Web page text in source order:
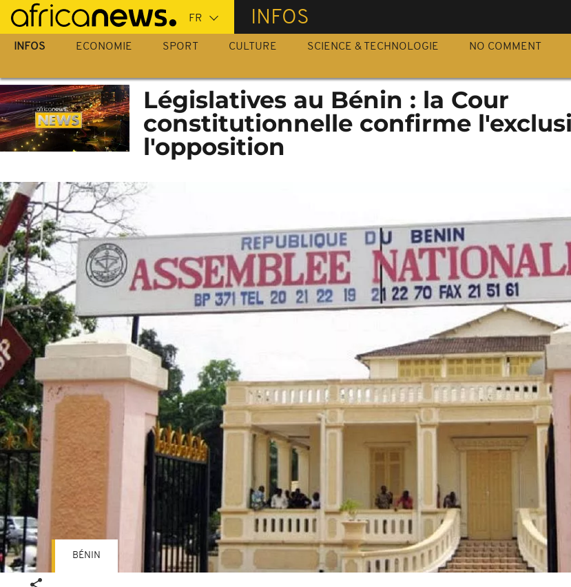
Passer
au
contenu
INFOS
INFOS ECONOMIE SPORT CULTURE SCIENCE & TECHNOLOGIE NO COMMENT
Législatives au Bénin : la Cour
constitutionnelle confirme
l'opposition
BÉNIN